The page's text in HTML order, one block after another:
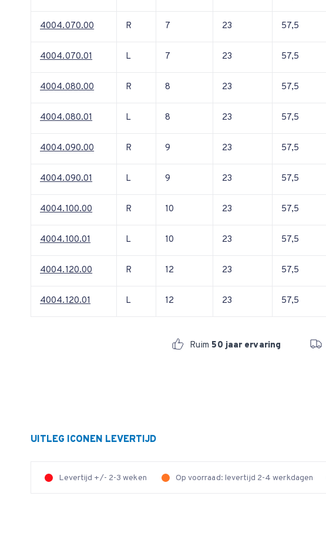
4004.070.00 R 7 23 57,5
4004.070.01 L 7 23 57,5
4004.080.00 R 8 23 57,5
4004.080.01 L 8 23 57,5
4004.090.00 R 9 23 57,5
4004.090.01 L 9 23 57,5
4004.100.00 R 10 23 57,5
4004.100.01 L 10 23 57,5
4004.120.00 R 12 23 57,5
4004.120.01 L 12 23 57,5
Ruim50 jaar ervaring
UITLEG ICONEN LEVERTIJD
Levertijd +/- 2-3 weken Op voorraad: levertijd 2-4 werkdagen